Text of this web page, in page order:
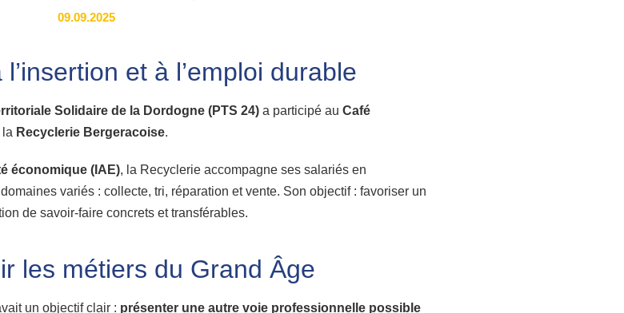
09.09.2025
et à l’emploi durable
Solidaire de la Dordogne (PTS 24) a participé au Café
la Recyclerie Bergeracoise.
économique (IAE), la Recyclerie accompagne ses salariés en
variés : collecte, tri, réparation et vente. Son objectif : favoriser un
de savoir-faire concrets et transférables.
les métiers du Grand Âge
un objectif clair : présenter une autre voie professionnelle possible